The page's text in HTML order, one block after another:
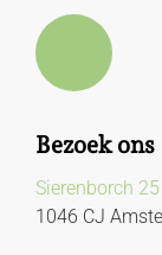
Bezoek ons
Sierenborch 25
1046 CJ